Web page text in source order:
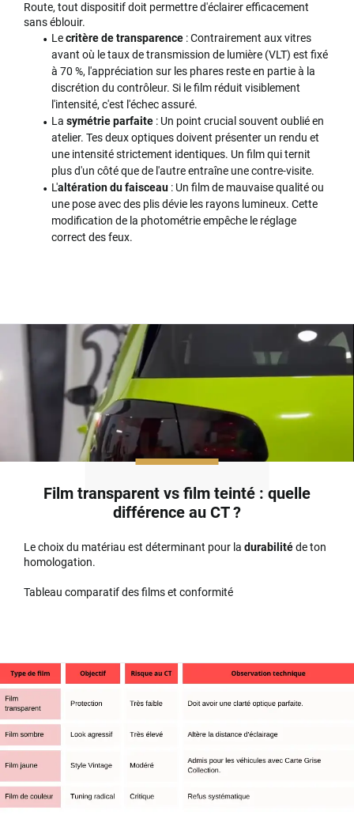
Route, tout dispositif doit permettre d'éclairer efficacement
sans éblouir.
Lecritère de transparence : Contrairement aux vitres
avant où le taux de transmission de lumière (VLT) est fixé
à 70 %, l'appréciation sur les phares reste en partie à la
discrétion du contrôleur. Si le film réduit visiblement
l'intensité, c'est l'échec assuré.
Lasymétrie parfaite : Un point crucial souvent oublié en
atelier. Tes deux optiques doivent présenter un rendu et
une intensité strictement identiques. Un film qui ternit
plus d'un côté que de l'autre entraîne une contre-visite.
L'altération du faisceau : Un film de mauvaise qualité ou
une pose avec des plis dévie les rayons lumineux. Cette
modification de la photométrie empêche le réglage
correct des feux.
Film transparent vs film teinté : quelle
différence au CT ?
Le choix du matériau est déterminant pour ladurabilitéde ton
homologation.
Tableau comparatif des films et conformité